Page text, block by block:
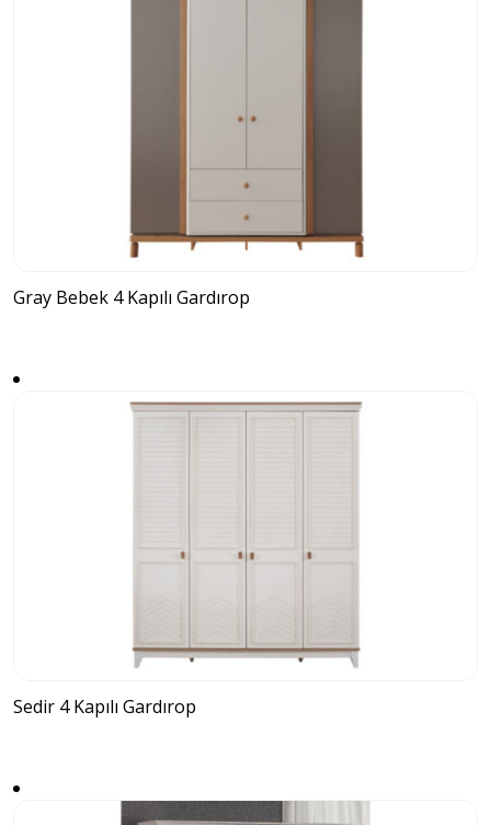
Gray Bebek 4 Kapılı Gardırop
Sedir 4 Kapılı Gardırop